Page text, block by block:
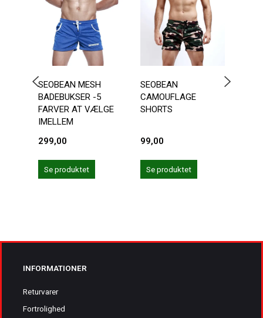
SEOBEAN MESH
BADEBUKSER -5
FARVER AT VÆLGE
IMELLEM
299,00
Se produktet
SEOBEAN
CAMOUFLAGE
SHORTS
99,00
Se produktet
INFORMATIONER
Returvarer
Fortrolighed